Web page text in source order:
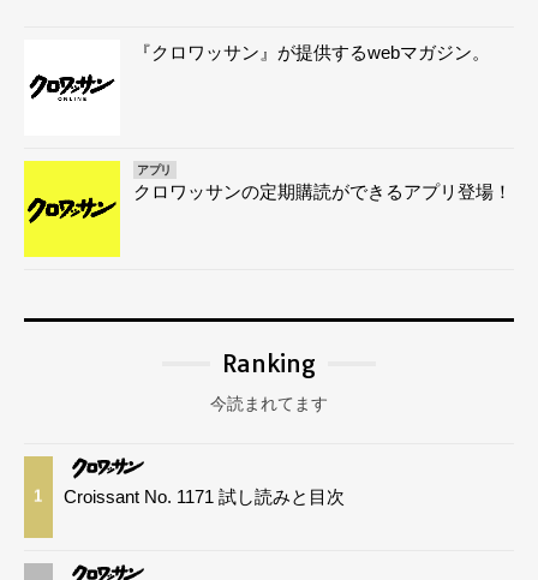
『クロワッサン』が提供するwebマガジン。
アプリ
クロワッサンの定期購読ができるアプリ登場！
Ranking
今読まれてます
1 Croissant No. 1171 試し読みと目次